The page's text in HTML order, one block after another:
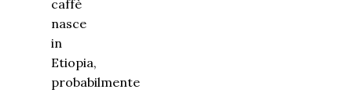
caffè
nasce
in
Etiopia,
probabilmente